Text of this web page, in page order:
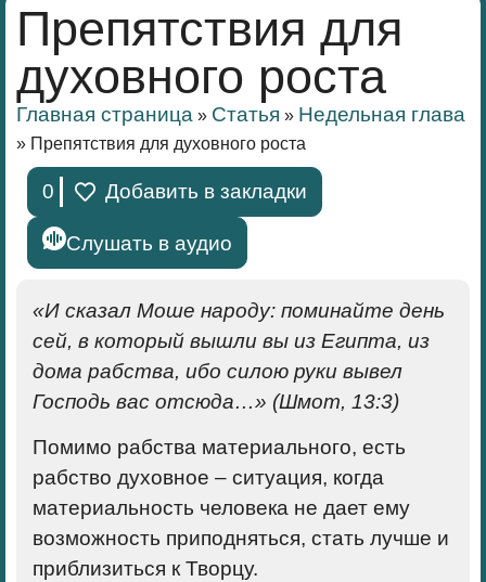
Препятствия для
духовного роста
Главная страница » Статья » Недельная глава
» Препятствия для духовного роста
0 Добавить в закладки
Слушать в аудио
«И сказал Моше народу: поминайте день
сей, в который вышли вы из Египта, из
дома рабства, ибо силою руки вывел
Господь вас отсюда…» (Шмот, 13:3)
Помимо рабства материального, есть
рабство духовное – ситуация, когда
материальность человека не дает ему
возможность приподняться, стать лучше и
приблизиться к Творцу.